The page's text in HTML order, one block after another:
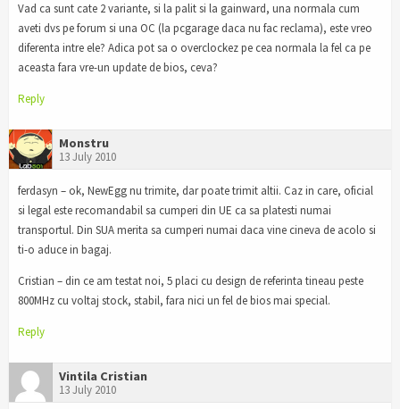
Vad ca sunt cate 2 variante, si la palit si la gainward, una normala cum
aveti dvs pe forum si una OC (la pcgarage daca nu fac reclama), este vreo
diferenta intre ele? Adica pot sa o overclockez pe cea normala la fel ca pe
aceasta fara vre-un update de bios, ceva?
Reply
Monstru
13 July 2010
ferdasyn – ok, NewEgg nu trimite, dar poate trimit altii. Caz in care, oficial
si legal este recomandabil sa cumperi din UE ca sa platesti numai
transportul. Din SUA merita sa cumperi numai daca vine cineva de acolo si
ti-o aduce in bagaj.
Cristian – din ce am testat noi, 5 placi cu design de referinta tineau peste
800MHz cu voltaj stock, stabil, fara nici un fel de bios mai special.
Reply
Vintila Cristian
13 July 2010